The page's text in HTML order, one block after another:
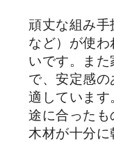
頑丈な組み
など）が使
いです。ま
で、安定感
適しています
途に合った
木材が十分